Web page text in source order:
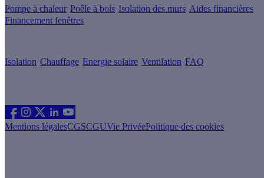
Pompe à chaleur Poêle à bois Isolation des murs Aides financières
Financement fenêtres
Isolation Chauffage Energie solaire Ventilation FAQ
Mentions légalesCGSCGUVie PrivéePolitique des cookies